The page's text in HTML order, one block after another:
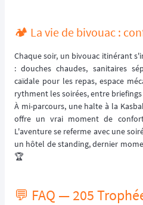
🏕️ La vie de bivouac :
Chaque soir, un bivouac itinérant
: douches chaudes, sanitaires
caïdale pour les repas, espace
rythment les soirées, entre
À mi-parcours, une halte à la
offre un vrai moment de
L'aventure se referme avec une
un hôtel de standing, dernier
🏆
💬 FAQ — 205